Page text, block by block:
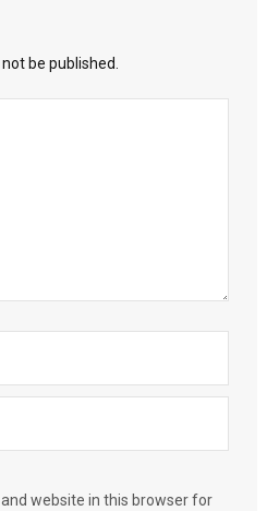
be published.
website in this browser for